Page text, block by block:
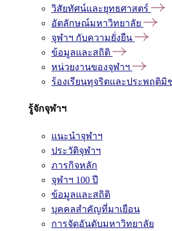
วิสัยทัศน์และยุทธศาสตร์
อัตลักษณ์มหาวิทยาลัย
จุฬาฯ กับความยั่งยืน
ข้อมูลและสถิติ
หน่วยงานของจุฬาฯ
ร้องเรียนทุจริตและประพฤติมิ
รู้จักจุฬาฯ
แนะนำจุฬาฯ
ประวัติจุฬาฯ
ภารกิจหลัก
จุฬาฯ 100 ปี
ข้อมูลและสถิติ
บุคคลสำคัญที่มาเยือน
การจัดอันดับมหาวิทยาลัย